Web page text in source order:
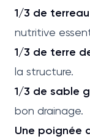
1/3 de
nutritive
1/3 de terre
la structure.
1/3 de sable
bon drainage.
Une poignée